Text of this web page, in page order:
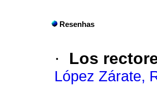
Resenhas
· Los
López Zárate,